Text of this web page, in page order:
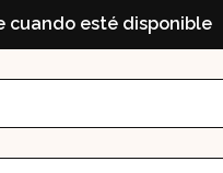
cuando esté disponible